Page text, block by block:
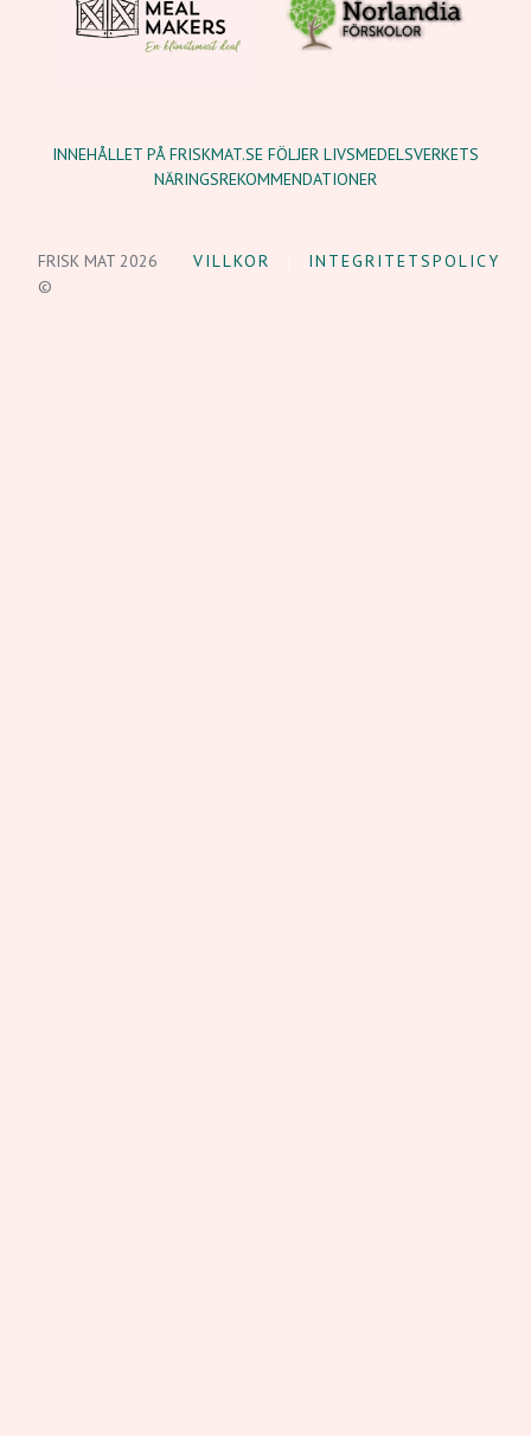
INNEHÅLLET PÅ FRISKMAT.SE FÖLJER LIVSMEDELSVERKETS
NÄRINGSREKOMMENDATIONER
FRISK MAT 2026
©
VILLKOR INTEGRITETSPOLICY